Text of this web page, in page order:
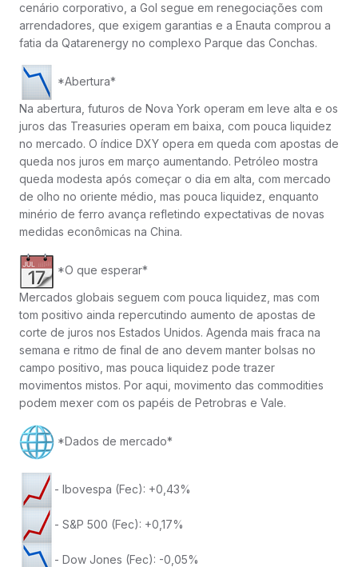
cenário corporativo, a Gol segue em renegociações com
arrendadores, que exigem garantias e a Enauta comprou a
fatia da Qatarenergy no complexo Parque das Conchas.
*Abertura*
Na abertura, futuros de Nova York operam em leve alta e os
juros das Treasuries operam em baixa, com pouca liquidez
no mercado. O índice DXY opera em queda com apostas de
queda nos juros em março aumentando. Petróleo mostra
queda modesta após começar o dia em alta, com mercado
de olho no oriente médio, mas pouca liquidez, enquanto
minério de ferro avança refletindo expectativas de novas
medidas econômicas na China.
*O que esperar*
Mercados globais seguem com pouca liquidez, mas com
tom positivo ainda repercutindo aumento de apostas de
corte de juros nos Estados Unidos. Agenda mais fraca na
semana e ritmo de final de ano devem manter bolsas no
campo positivo, mas pouca liquidez pode trazer
movimentos mistos. Por aqui, movimento das commodities
podem mexer com os papéis de Petrobras e Vale.
*Dados de mercado*
- Ibovespa (Fec): +0,43%
- S&P 500 (Fec): +0,17%
- Dow Jones (Fec): -0,05%